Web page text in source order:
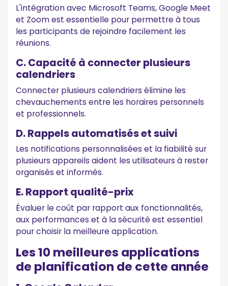
L'intégration avec Microsoft Teams, Google Meet
et Zoom est essentielle pour permettre à tous
les participants de rejoindre facilement les
réunions.
C. Capacité à connecter plusieurs
calendriers
Connecter plusieurs calendriers élimine les
chevauchements entre les horaires personnels
et professionnels.
D. Rappels automatisés et suivi
Les notifications personnalisées et la fiabilité sur
plusieurs appareils aident les utilisateurs à rester
organisés et informés.
E. Rapport qualité-prix
Évaluer le coût par rapport aux fonctionnalités,
aux performances et à la sécurité est essentiel
pour choisir la meilleure application.
Les 10 meilleures applications
de planification de cette année